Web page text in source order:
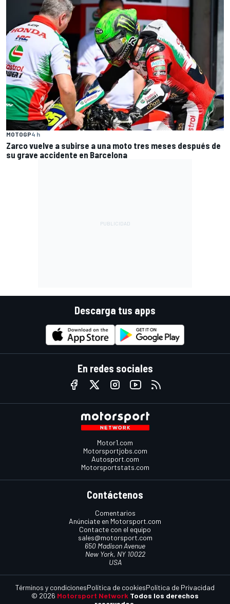
MOTOGP4 h
Zarco vuelve a subirse a una moto tres meses después de
su grave accidente en Barcelona
Descarga tus apps
En redes sociales
Motor1.com
Motorsportjobs.com
Autosport.com
Motorsportstats.com
Contáctenos
Comentarios
Anúnciate en Motorsport.com
Contacte con el equipo
sales@motorsport.com
650 Madison Avenue
New York, NY 10022
USA
© 2026 Motorsport Network Todos los derechos
Términos y condicionesPolítica de cookiesPolítica de Privacidad